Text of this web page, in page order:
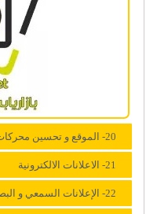
20- الموقع و تحسين محركات البحث (seo)
21- الاعلانات الالكترونية
22- الإعلانات السمعي و البصري في المواقع الإعلانية